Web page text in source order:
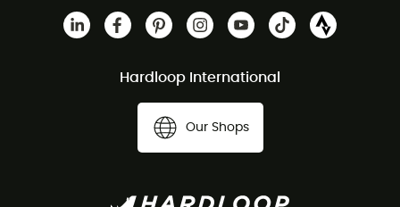
Hardloop International
Our Shops